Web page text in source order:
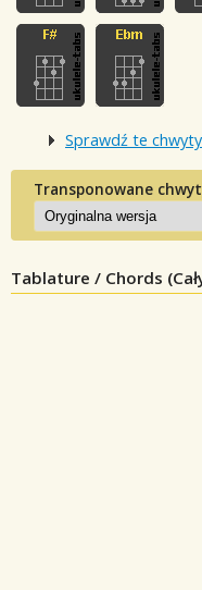
Sprawdź te
Transponowane
Tablature / Chords